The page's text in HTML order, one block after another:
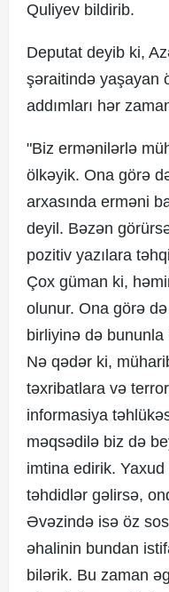
Quliyev bildirib.
Deputat deyib ki,
şəraitində yaşayan
addımları hər
"Biz ermənilərlə
ölkəyik. Ona görə
arxasında erməni
deyil. Bəzən
pozitiv yazılara
Çox güman ki,
olunur. Ona görə
birliyinə də bununla
Nə qədər ki,
təxribatlara və
informasiya
məqsədilə biz də
imtina edirik.
təhdidlər gəlirsə,
Əvəzində isə öz
əhalinin bundan
bilərik. Bu zaman